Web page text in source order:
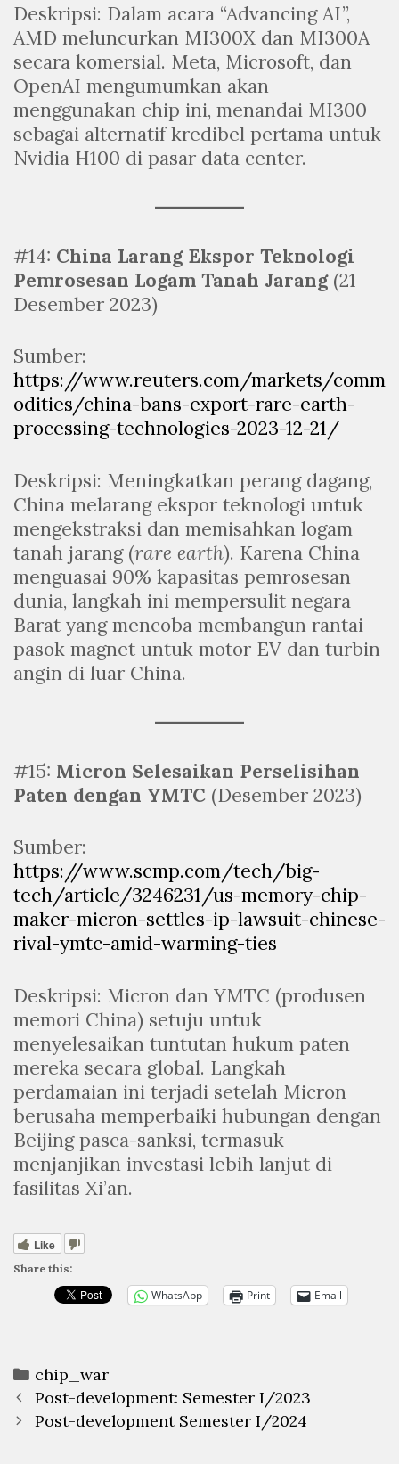
Deskripsi: Dalam acara “Advancing AI”,
AMD meluncurkan MI300X dan MI300A
secara komersial. Meta, Microsoft, dan
OpenAI mengumumkan akan
menggunakan chip ini, menandai MI300
sebagai alternatif kredibel pertama untuk
Nvidia H100 di pasar data center.
#14: China Larang Ekspor Teknologi
Pemrosesan Logam Tanah Jarang(21
Desember 2023)
Sumber:
https://www.reuters.com/markets/comm
odities/china-bans-export-rare-earth-
processing-technologies-2023-12-21/
Deskripsi: Meningkatkan perang dagang,
China melarang ekspor teknologi untuk
mengekstraksi dan memisahkan logam
tanah jarang (rare earth). Karena China
menguasai 90% kapasitas pemrosesan
dunia, langkah ini mempersulit negara
Barat yang mencoba membangun rantai
pasok magnet untuk motor EV dan turbin
angin di luar China.
#15: Micron Selesaikan Perselisihan
Paten dengan YMTC (Desember 2023)
Sumber:
https://www.scmp.com/tech/big-
tech/article/3246231/us-memory-chip-
maker-micron-settles-ip-lawsuit-chinese-
rival-ymtc-amid-warming-ties
Deskripsi: Micron dan YMTC (produsen
memori China) setuju untuk
menyelesaikan tuntutan hukum paten
mereka secara global. Langkah
perdamaian ini terjadi setelah Micron
berusaha memperbaiki hubungan dengan
Beijing pasca-sanksi, termasuk
menjanjikan investasi lebih lanjut di
fasilitas Xi’an.
Like
Share this:
WhatsApp Print Email
Categories
chip_war
Post
navigation
Post-development: Semester I/2023
Post-development Semester I/2024